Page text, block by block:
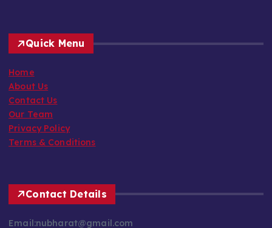
Quick Menu
About Us
Contact Us
Our Team
Privacy Policy
Terms & Conditions
Contact Details